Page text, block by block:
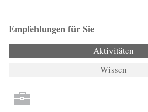
Empfehlungen für Sie
Aktivitäten
Wissen